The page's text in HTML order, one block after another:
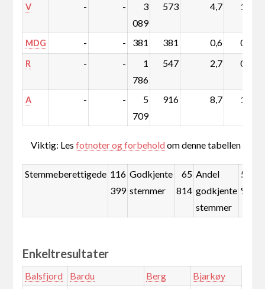
V - -
3
089
573 4,7 1,0
MDG - - 381 381 0,6 0,6
R - -
1
786
547 2,7 0,9
A - -
5
709
916 8,7 1,6
Viktig: Lesfotnoter og forbeholdom denne tabellen
Stemmeberettigede 116
399
Godkjente
stemmer
65
814
Andel
godkjente
stemmer
56,5
%
Enkeltresultater
Balsfjord Bardu Berg
Bjarkøy